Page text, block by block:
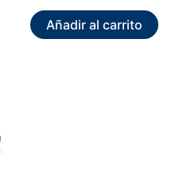
Añadir al carrito